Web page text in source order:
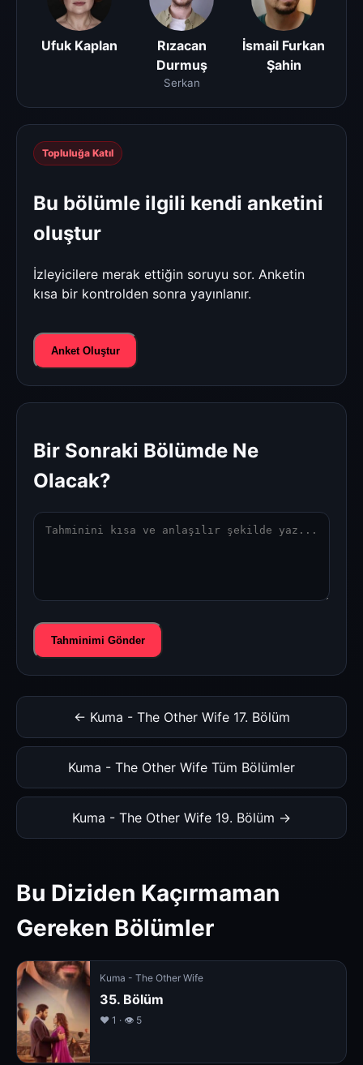
Ufuk Kaplan
Rızacan
Durmuş
Serkan
İsmail Furkan
Şahin
Topluluğa Katıl
Bu bölümle ilgili kendi anketini
oluştur
İzleyicilere merak ettiğin soruyu sor. Anketin
kısa bir kontrolden sonra yayınlanır.
Anket Oluştur
Bir Sonraki Bölümde Ne
Olacak?
Tahminimi Gönder
← Kuma - The Other Wife 17. Bölüm
Kuma - The Other Wife Tüm Bölümler
Kuma - The Other Wife 19. Bölüm →
Bu Diziden Kaçırmaman
Gereken Bölümler
Kuma - The Other Wife
35. Bölüm
❤️ 1 · 👁 5